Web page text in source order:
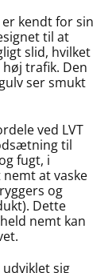
er kendt for sin
til at
slid, hvilket
trafik. Den
ser smukt
ved LVT
til
fugt, i
at vaske
og
Dette
nemt kan
udviklet sig